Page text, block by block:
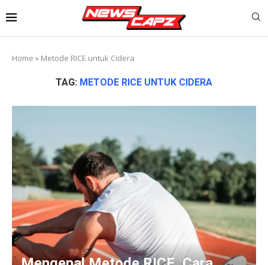
Home » Metode RICE untuk Cidera
TAG: METODE RICE UNTUK CIDERA